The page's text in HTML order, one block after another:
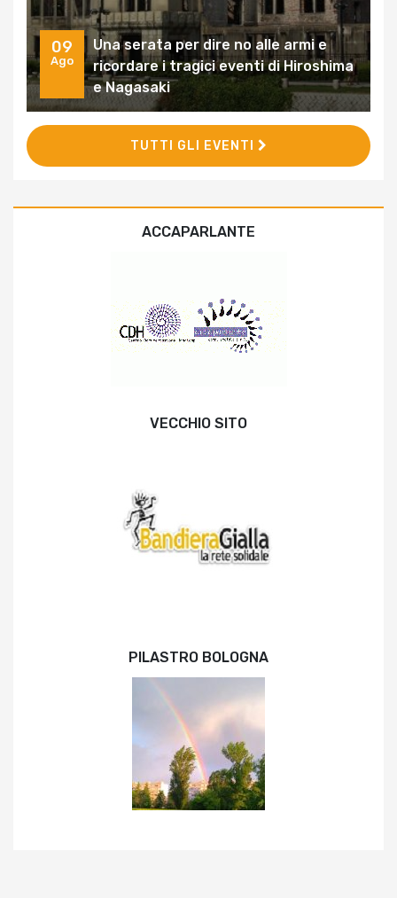
09
Ago
Una serata per dire no alle armi e
ricordare i tragici eventi di Hiroshima
e Nagasaki
TUTTI GLI EVENTI
ACCAPARLANTE
VECCHIO SITO
PILASTRO BOLOGNA